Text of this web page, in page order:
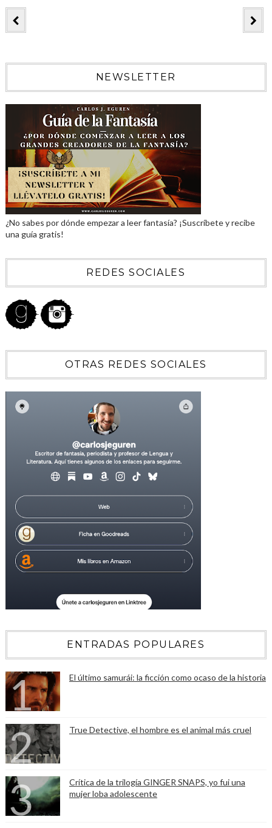
NEWSLETTER
¿No sabes por dónde empezar a leer fantasía? ¡Suscríbete y recibe
una guía gratis!
REDES SOCIALES
OTRAS REDES SOCIALES
ENTRADAS POPULARES
El último samurái: la ficción como ocaso de la historia
True Detective, el hombre es el animal más cruel
Crítica de la trilogía GINGER SNAPS, yo fui una
mujer loba adolescente